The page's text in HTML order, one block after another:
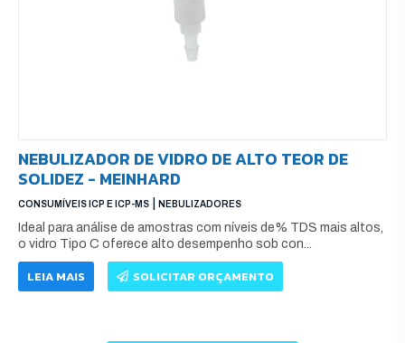
NEBULIZADOR DE VIDRO DE ALTO TEOR DE
SOLIDEZ - MEINHARD
CONSUMÍVEIS ICP E ICP-MS NEBULIZADORES
Ideal para análise de amostras com níveis de% TDS mais altos,
o vidro Tipo C oferece alto desempenho sob con...
LEIA MAIS SOLICITAR ORÇAMENTO